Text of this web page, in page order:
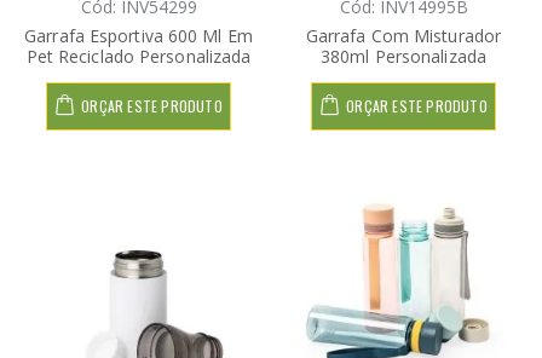
Cód: INV54299
Garrafa Esportiva 600 Ml Em
Pet Reciclado Personalizada
ORÇAR ESTE PRODUTO
Cód: INV14995B
Garrafa Com Misturador
380ml Personalizada
ORÇAR ESTE PRODUTO